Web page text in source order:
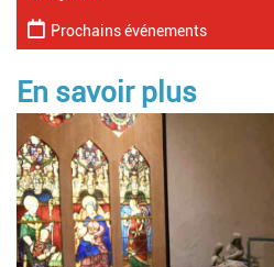
Prochains événements
En savoir plus